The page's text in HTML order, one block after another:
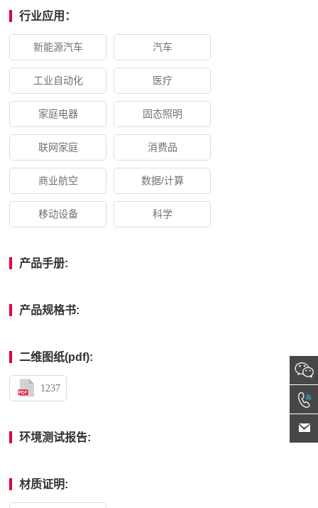
行业应用：
新能源汽车 汽车
工业自动化 医疗
家庭电器 固态照明
联网家庭 消费品
商业航空 数据/计算
移动设备 科学
产品手册:
产品规格书:
二维图纸(pdf):
1237
环境测试报告:
材质证明: